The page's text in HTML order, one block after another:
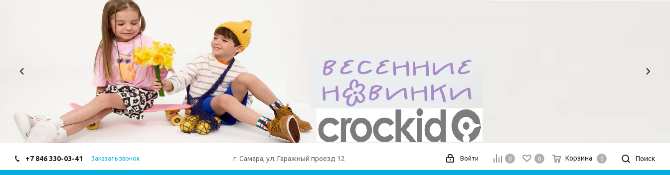
+7 846 330-03-41 Заказать звонок г. Самара, ул. Гаражный проезд 12 Поиск
0 0 Корзина 0
Войти